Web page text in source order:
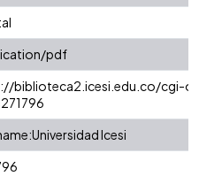
pdf
biblioteca2.icesi.edu.co/cgi-
Icesi